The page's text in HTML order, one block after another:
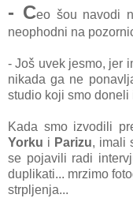
- Ceo šou navodi
neophodni na
- Još uvek jesmo, jer
nikada ga ne
studio koji smo doneli
Kada smo izvodili
Yorku i Parizu, imali
se pojavili radi
duplikati... mrzimo
strpljenja...